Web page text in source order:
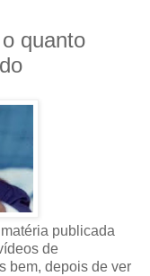
quanto
publicada
de
bem, depois de ver